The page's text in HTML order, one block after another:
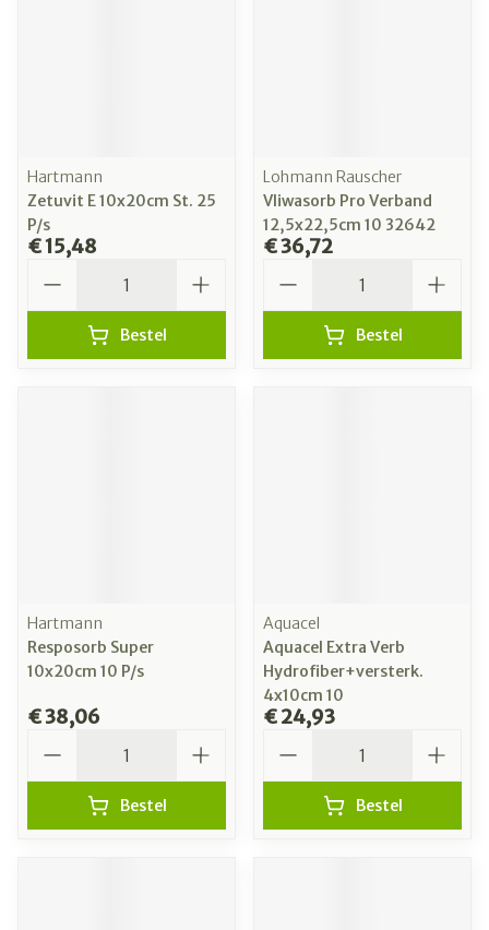
Hartmann
Zetuvit E 10x20cm St. 25
P/s
€ 15,48
Bestel
Lohmann Rauscher
Vliwasorb Pro Verband
12,5x22,5cm 10 32642
€ 36,72
Bestel
Hartmann
Resposorb Super
10x20cm 10 P/s
€ 38,06
Bestel
Aquacel
Aquacel Extra Verb
Hydrofiber+versterk.
4x10cm 10
€ 24,93
Bestel